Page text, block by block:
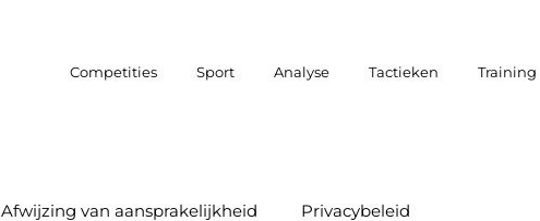
Competities Sport Analyse Tactieken Training
Afwijzing van aansprakelijkheid Privacybeleid